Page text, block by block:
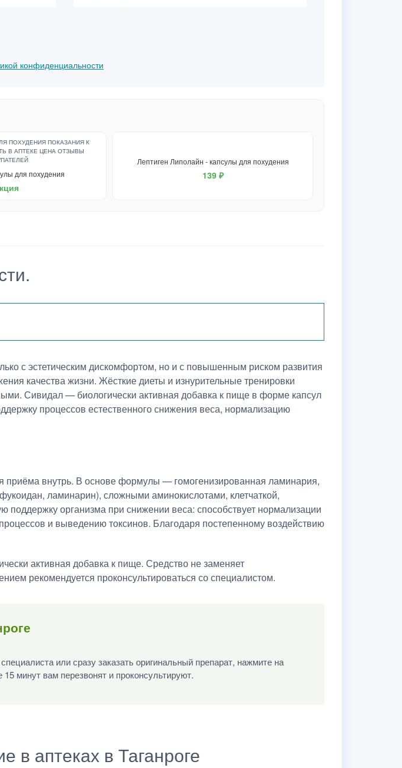
конфиденциальности
для похудения
Лептиген Липолайн - капсулы для похудения
139 ₽
с эстетическим дискомфортом, но и с повышенным риском развития
качества жизни. Жёсткие диеты и изнурительные тренировки
Сивидал — биологически активная добавка к пище в форме капсул
процессов естественного снижения веса, нормализацию
внутрь. В основе формулы — гомогенизированная ламинария,
ламинарин), сложными аминокислотами, клетчаткой,
организма при снижении веса: способствует нормализации
и выведению токсинов. Благодаря постепенному воздействию
активная добавка к пище. Средство не заменяет
рекомендуется проконсультироваться со специалистом.
или сразу заказать оригинальный препарат, нажмите на
минут вам перезвонят и проконсультируют.
в аптеках в Таганроге